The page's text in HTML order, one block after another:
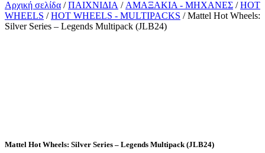
Αρχική σελίδα /ΠΑΙΧΝΙΔΙΑ / ΑΜΑΞΑΚΙΑ - ΜΗΧΑΝΕΣ /HOT
WHEELS /HOT WHEELS - MULTIPACKS / Mattel Hot Wheels:
Silver Series – Legends Multipack (JLB24)
Mattel Hot Wheels: Silver Series – Legends Multipack (JLB24)